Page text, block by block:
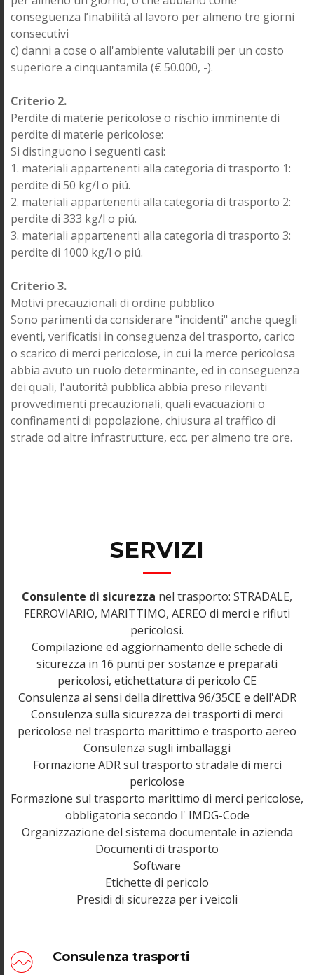
conseguenza l’inabilità al lavoro per almeno tre giorni
consecutivi
c) danni a cose o all'ambiente valutabili per un costo
superiore a cinquantamila (€ 50.000, -).
Criterio 2.
Perdite di materie pericolose o rischio imminente di
perdite di materie pericolose:
Si distinguono i seguenti casi:
1. materiali appartenenti alla categoria di trasporto 1:
perdite di 50 kg/l o piú.
2. materiali appartenenti alla categoria di trasporto 2:
perdite di 333 kg/l o piú.
3. materiali appartenenti alla categoria di trasporto 3:
perdite di 1000 kg/l o piú.
Criterio 3.
Motivi precauzionali di ordine pubblico
Sono parimenti da considerare "incidenti" anche quegli
eventi, verificatisi in conseguenza del trasporto, carico
o scarico di merci pericolose, in cui la merce pericolosa
abbia avuto un ruolo determinante, ed in conseguenza
dei quali, l'autorità pubblica abbia preso rilevanti
provvedimenti precauzionali, quali evacuazioni o
confinamenti di popolazione, chiusura al traffico di
strade od altre infrastrutture, ecc. per almeno tre ore.
SERVIZI
Consulente di sicurezza nel trasporto: STRADALE,
FERROVIARIO, MARITTIMO, AEREO di merci e rifiuti
pericolosi.
Compilazione ed aggiornamento delle schede di
sicurezza in 16 punti per sostanze e preparati
pericolosi, etichettatura di pericolo CE
Consulenza ai sensi della direttiva 96/35CE e dell'ADR
Consulenza sulla sicurezza dei trasporti di merci
pericolose nel trasporto marittimo e trasporto aereo
Consulenza sugli imballaggi
Formazione ADR sul trasporto stradale di merci
pericolose
Formazione sul trasporto marittimo di merci pericolose,
obbligatoria secondo l' IMDG-Code
Organizzazione del sistema documentale in azienda
Documenti di trasporto
Software
Etichette di pericolo
Presidi di sicurezza per i veicoli
Consulenza trasporti